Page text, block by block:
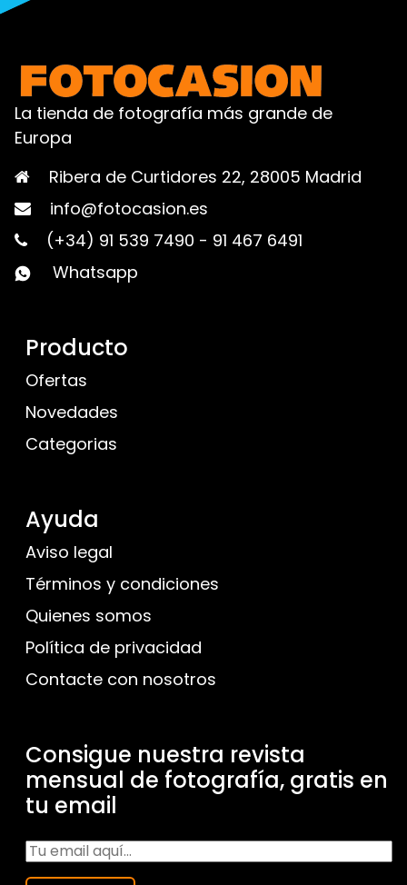
La tienda de fotografía más grande de
Europa
Ribera de Curtidores 22, 28005 Madrid
info@fotocasion.es
(+34) 91 539 7490 - 91 467 6491
Whatsapp
Producto
Ofertas
Novedades
Categorias
Ayuda
Aviso legal
Términos y condiciones
Quienes somos
Política de privacidad
Contacte con nosotros
Consigue nuestra revista
mensual de fotografía, gratis en
tu email